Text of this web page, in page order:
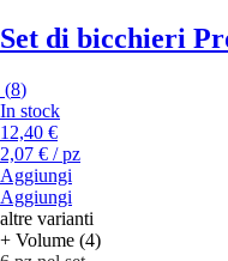
Set di bicchieri
(8)
In stock
12,40 €
2,07 € / pz
Aggiungi
Aggiungi
altre varianti
+ Volume (4)